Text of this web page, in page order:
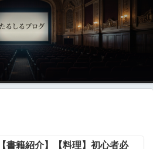
【書籍紹介】【料理】初心者必